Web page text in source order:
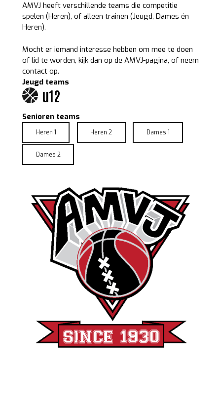
AMVJ heeft verschillende teams die competitie
spelen (Heren), of alleen trainen (Jeugd, Dames én
Heren).
Mocht er iemand interesse hebben om mee te doen
of lid te worden, kijk dan op de AMVJ-pagina, of neem
contact op.
Jeugd teams
u12
Senioren teams
Heren 1 Heren 2 Dames 1
Dames 2